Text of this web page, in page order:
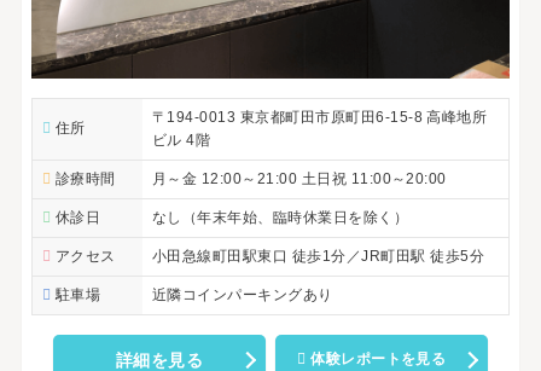
住所
〒194-0013 東京都町田市原町田6-15-8 高峰地所
ビル 4階
診療時間 月～金 12:00～21:00 土日祝 11:00～20:00
休診日 なし（年末年始、臨時休業日を除く）
アクセス 小田急線町田駅東口 徒歩1分／JR町田駅 徒歩5分
駐車場 近隣コインパーキングあり
詳細を見る 体験レポートを見る